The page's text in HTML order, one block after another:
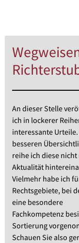
An dieser Stelle
ich in lockerer
interessante
besseren
reihe ich diese
Aktualität
Vielmehr habe ich
Rechtsgebiete, bei
eine besondere
Fachkompetenz
Sortierung
Schauen Sie also